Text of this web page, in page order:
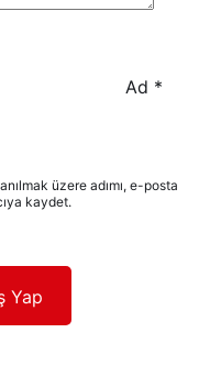
Ad *
üzere adımı, e-posta
kaydet.
Yap